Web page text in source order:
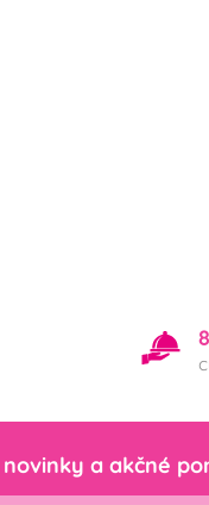
a akčné